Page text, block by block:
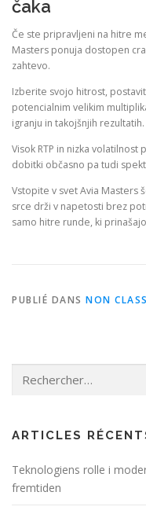
čaka
Če ste pripravljeni na hitre
Masters ponuja dostopen
zahtevo.
Izberite svojo hitrost,
potencialnim velikim
igranju in takojšnjih rezultatih.
Visok RTP in nizka
dobitki občasno pa tudi
Vstopite v svet Avia Masters
srce drži v napetosti brez
samo hitre runde, ki
PUBLIÉ DANS NON
ARTICLES
Teknologiens rolle i
fremtiden